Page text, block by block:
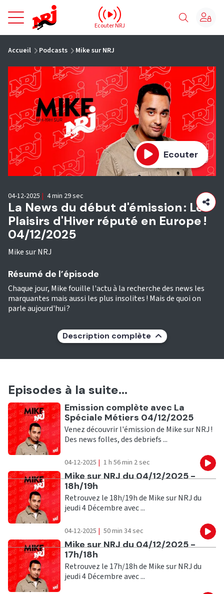
NRJ - Accueil
Ecouter NRJ
Accueil Podcasts Mike sur NRJ
Ecouter
La News du début d'émission : Les
Plaisirs d'Hiver réputé en Europe !
04/12/2025
Mike sur NRJ
04-12-2025 | 4 min 29 sec
Résumé de l’épisode
Chaque jour, Mike fouille l'actu à la recherche des news les
marquantes mais aussi les plus insolites ! Mais de quoi on
parle aujourd'hui ?
Description complète
Episodes à la suite...
Ecouter
Emission complète avec La
Spéciale Métiers 04/12/2025
Venez découvrir l'émission de Mike sur NRJ !
Des news folles, des debriefs ...
04-12-2025 | 1 h 56 min 2 sec
Ecouter
Mike sur NRJ du 04/12/2025 -
18h/19h
Retrouvez le 18h/19h de Mike sur NRJ du
jeudi 4 Décembre avec ...
04-12-2025 | 50 min 34 sec
Ecouter
Mike sur NRJ du 04/12/2025 -
17h/18h
Retrouvez le 17h/18h de Mike sur NRJ du
jeudi 4 Décembre avec ...